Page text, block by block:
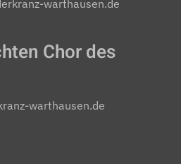
warthausen.de
Chor des
warthausen.de